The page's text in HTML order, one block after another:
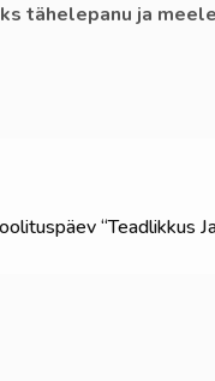
tähelepanu ja
“Teadlikkus